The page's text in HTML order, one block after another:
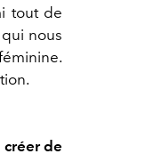
tout de
nous
créer de